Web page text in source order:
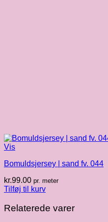
Vis
Bomuldsjersey | sand fv. 044
kr.99.00 pr. meter
Tilføj til kurv
Relaterede varer